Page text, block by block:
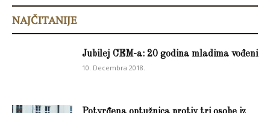
NAJČITANIJE
Jubilej CEM-a: 20 godina mladima vođeni
10. Decembra 2018.